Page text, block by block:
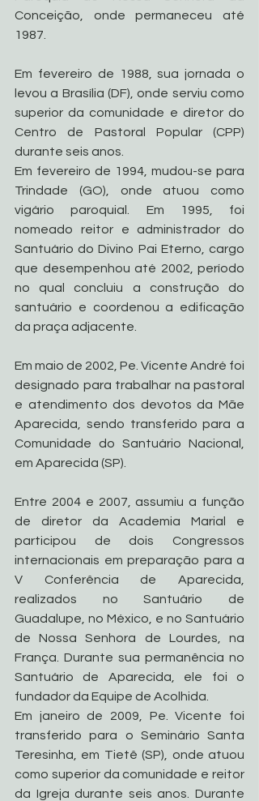
Conceição, onde permaneceu até
1987.
Em fevereiro de 1988, sua jornada o
levou a Brasília (DF), onde serviu como
superior da comunidade e diretor do
Centro de Pastoral Popular (CPP)
durante seis anos.
Em fevereiro de 1994, mudou-se para
Trindade (GO), onde atuou como
vigário paroquial. Em 1995, foi
nomeado reitor e administrador do
Santuário do Divino Pai Eterno, cargo
que desempenhou até 2002, período
no qual concluiu a construção do
santuário e coordenou a edificação
da praça adjacente.
Em maio de 2002, Pe. Vicente André foi
designado para trabalhar na pastoral
e atendimento dos devotos da Mãe
Aparecida, sendo transferido para a
Comunidade do Santuário Nacional,
em Aparecida (SP).
Entre 2004 e 2007, assumiu a função
de diretor da Academia Marial e
participou de dois Congressos
internacionais em preparação para a
V Conferência de Aparecida,
realizados no Santuário de
Guadalupe, no México, e no Santuário
de Nossa Senhora de Lourdes, na
França. Durante sua permanência no
Santuário de Aparecida, ele foi o
fundador da Equipe de Acolhida.
Em janeiro de 2009, Pe. Vicente foi
transferido para o Seminário Santa
Teresinha, em Tietê (SP), onde atuou
como superior da comunidade e reitor
da Igreja durante seis anos. Durante